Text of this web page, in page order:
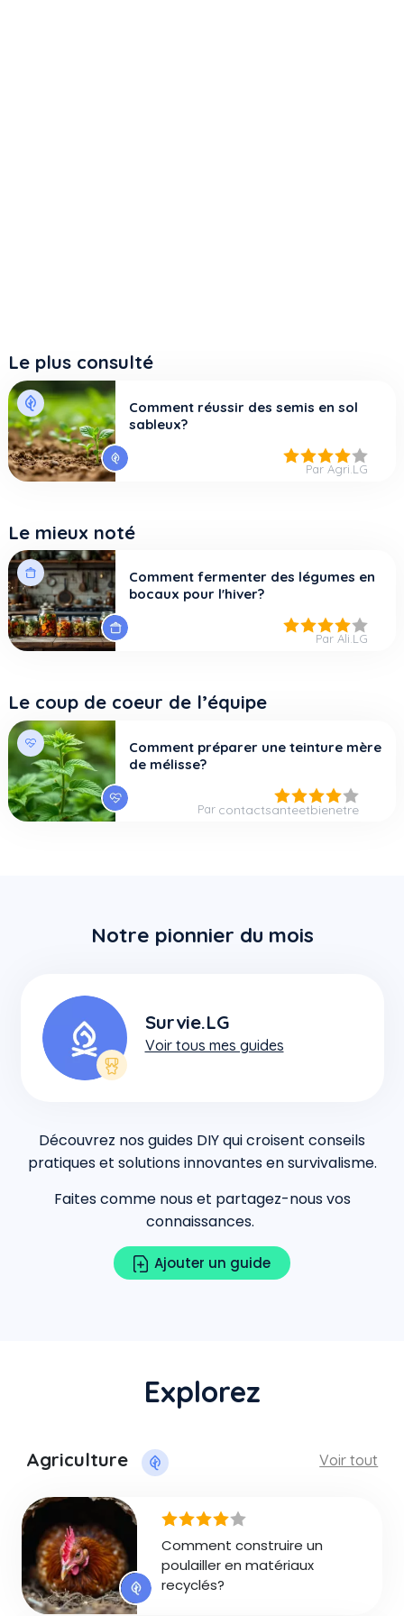
Le plus consulté
Comment réussir des semis en sol
sableux?
Par Agri.LG
Le mieux noté
Comment fermenter des légumes en
bocaux pour l'hiver?
Par Ali.LG
Le coup de coeur de l’équipe
Comment préparer une teinture mère
de mélisse?
Par contactsanteetbienetre
Notre pionnier du mois
Survie.LG
Voir tous mes guides
Découvrez nos guides DIY qui croisent conseils
pratiques et solutions innovantes en survivalisme.
Faites comme nous et partagez-nous vos
connaissances.
Ajouter un guide
Explorez
Agriculture Voir tout
Comment construire un
poulailler en matériaux
recyclés?